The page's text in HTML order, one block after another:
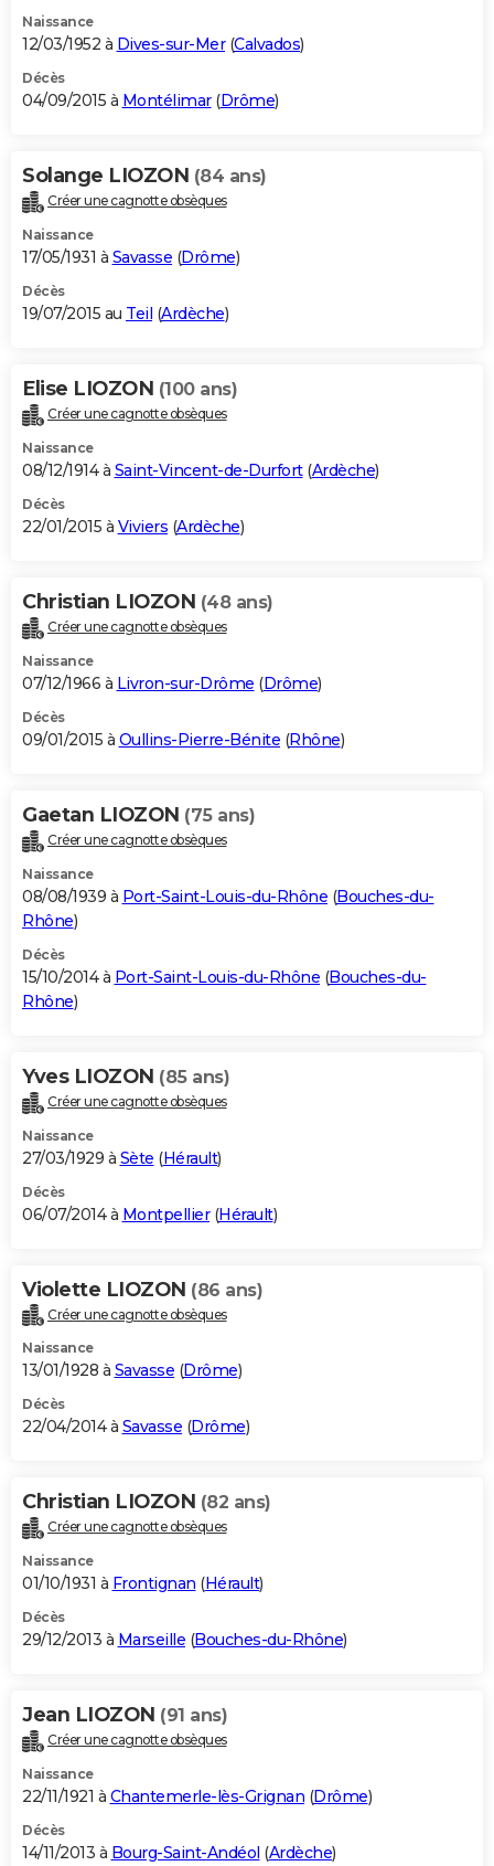
Naissance
12/03/1952 à Dives-sur-Mer(Calvados)
Décès
04/09/2015 à Montélimar(Drôme)
Solange LIOZON (84 ans)
Créer une cagnotte obsèques
Naissance
17/05/1931 à Savasse (Drôme)
Décès
19/07/2015 au Teil (Ardèche)
Elise LIOZON (100 ans)
Créer une cagnotte obsèques
Naissance
08/12/1914 à Saint-Vincent-de-Durfort(Ardèche)
Décès
22/01/2015 à Viviers (Ardèche)
Christian LIOZON (48 ans)
Créer une cagnotte obsèques
Naissance
07/12/1966 à Livron-sur-Drôme (Drôme)
Décès
09/01/2015 à Oullins-Pierre-Bénite (Rhône)
Gaetan LIOZON (75 ans)
Créer une cagnotte obsèques
Naissance
08/08/1939 à Port-Saint-Louis-du-Rhône (Bouches-du-
Rhône)
Décès
15/10/2014 à Port-Saint-Louis-du-Rhône (Bouches-du-
Rhône)
Yves LIOZON (85 ans)
Créer une cagnotte obsèques
Naissance
27/03/1929 à Sète (Hérault)
Décès
06/07/2014 à Montpellier(Hérault)
Violette LIOZON (86 ans)
Créer une cagnotte obsèques
Naissance
13/01/1928 à Savasse (Drôme)
Décès
22/04/2014 à Savasse (Drôme)
Christian LIOZON (82 ans)
Créer une cagnotte obsèques
Naissance
01/10/1931 à Frontignan (Hérault)
Décès
29/12/2013 à Marseille (Bouches-du-Rhône)
Jean LIOZON (91 ans)
Créer une cagnotte obsèques
Naissance
22/11/1921 à Chantemerle-lès-Grignan (Drôme)
Décès
14/11/2013 à Bourg-Saint-Andéol (Ardèche)